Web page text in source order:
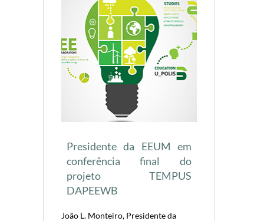
Presidente da EEUM em
conferência final do
projeto TEMPUS
DAPEEWB
João L. Monteiro, Presidente da